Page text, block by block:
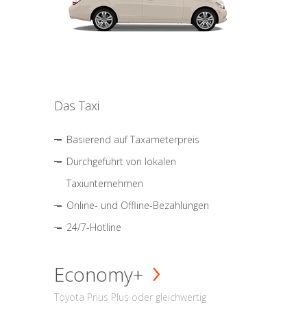
Das Taxi
Basierend auf Taxameterpreis
Durchgeführt von lokalen
Taxiunternehmen
Online- und Offline-Bezahlungen
24/7-Hotline
Economy+
Toyota Prius Plus oder gleichwertig